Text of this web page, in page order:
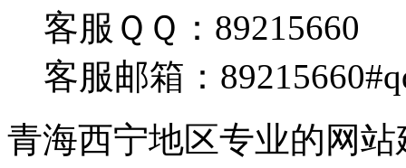
客服ＱＱ：89215660
客服邮箱：
青海西宁地区专业的网